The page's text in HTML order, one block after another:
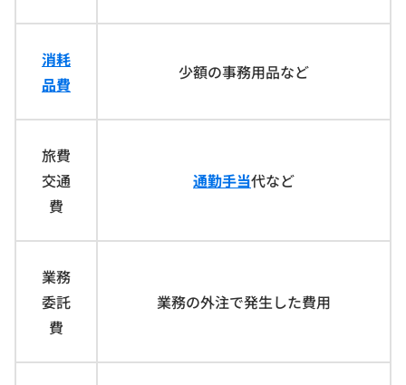
消耗
品費
少額の事務用品など
旅費
交通
費
通勤手当代など
業務
委託
費
業務の外注で発生した費用